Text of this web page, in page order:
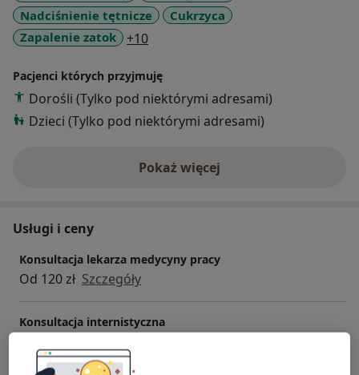
Nadciśnienie tętnicze
Cukrzyca
Zapalenie zatok
+10a11y_sr_more_diseases
Pacjenci których przyjmuję
Dorośli (Tylko pod niektórymi adresami)
Dzieci (Tylko pod niektórymi adresami)
Pokaż więcejo doświadczeniu
Usługi i ceny
Konsultacja lekarza medycyny pracy
Od 120 zł Szczegóły
Konsultacja internistyczna